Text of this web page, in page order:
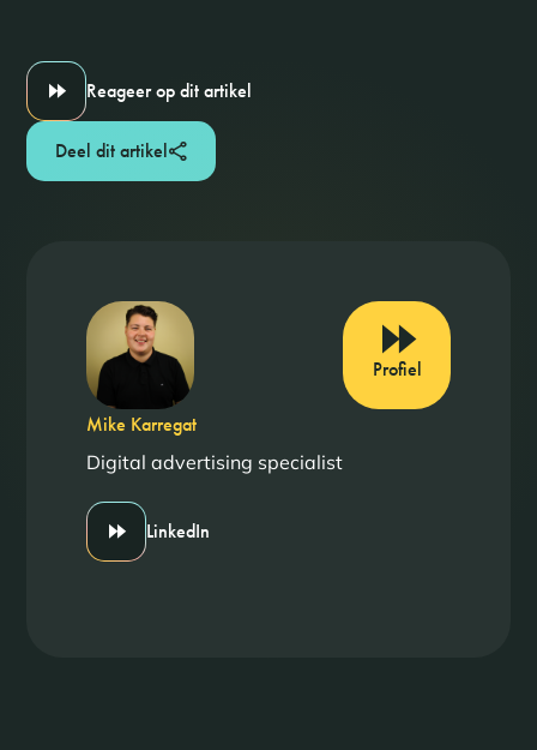
Reageer op dit artikel
Deel dit artikel
Mike Karregat
Digital advertising specialist
LinkedIn
Profiel